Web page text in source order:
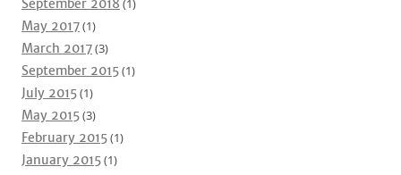
September 2018 (1)
May 2017(1)
March 2017(3)
September 2015(1)
July 2015(1)
May 2015(3)
February 2015(1)
January 2015(1)